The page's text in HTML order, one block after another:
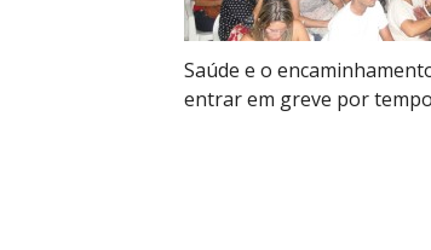
Saúde e o
entrar em greve por